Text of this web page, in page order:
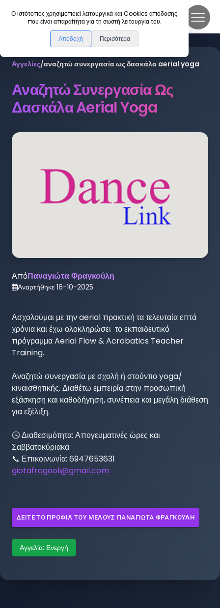
Ο ιστότοπος χρησιμοποιεί λειτουργικά και Cookies απόδοσης
που είναι απαραίτητα για τη σωστή λειτουργία του.
Αποδοχή Περισότερα
DanceLink
Αγγελίες/αναζητώ συνεργασία ως δασκάλα aerial yoga
Αναζητώ Συνεργασία Ως
Δασκάλα Aerial Yoga
ΑπόΠαναγιώτα Φραγκούλη
Αναρτήθηκε 16-10-2025
Ασχολούμαι με την aerial πρακτική τα τελευταία επτά
χρόνια και έχω ολοκληρώσει  το εκπαιδευτικό
πρόγραμμα Aerial Flow & Acrobatics Teacher
Training.
Αναζητώ συνεργασία με σχολή ή στούντιο yoga/
κιναισθητικής. Διαθέτω εμπειρία στην προσωπική
εξάσκηση και καθοδήγηση, συνέπεια και μεγάλη διάθεση
για εξέλιξη.
🕓 Διαθεσιμότητα: Απογευματινές ώρες και
Σαββατοκύριακα
giotafragooli@gmail.com
ΔΕΊΤΕ ΤΟ ΠΡΟΦΊΛ ΤΟΥ ΜΈΛΟΥΣ ΠΑΝΑΓΙΏΤΑ ΦΡΑΓΚΟΎΛΗ
Αγγελία: Ενεργή